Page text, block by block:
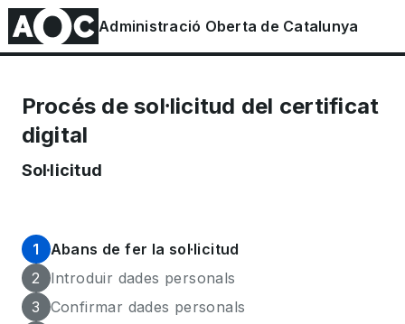
Saltar
contingut
Administració Oberta de Catalunya
Procés de sol·licitud del certificat
digital
Sol·licitud
1
Abans de fer la sol·licitud
2
Introduir dades personals
3
Confirmar dades personals